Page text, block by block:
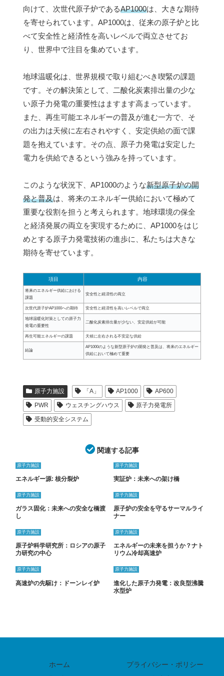
向けて、次世代原子炉であるAP1000は、大きな期待
を寄せられています。AP1000は、従来の原子炉と比
べて安全性と経済性を高いレベルで両立させてお
り、世界中で注目を集めています。
地球温暖化は、世界規模で取り組むべき喫緊の課題
です。その解決策として、二酸化炭素排出量の少な
い原子力発電の重要性はますます高まっています。
また、再生可能エネルギーの普及が進む一方で、そ
の出力は天候に左右されやすく、安定供給の面で課
題を抱えています。その点、原子力発電は安定した
電力を供給できるという強みを持っています。
このような状況下、AP1000のような新型原子炉の開
発と普及は、将来のエネルギー供給において極めて
重要な役割を担うと考えられます。地球環境の保全
と経済発展の両立を実現するために、AP1000をはじ
めとする原子力発電技術の進歩に、私たちは大きな
期待を寄せています。
項目 内容
将来のエネルギー供給における
課題
安全性と経済性の両立
次世代原子炉AP1000への期待 安全性と経済性を高いレベルで両立
地球温暖化対策としての原子力
発電の重要性
二酸化炭素排出量が少ない、安定供給が可能
再生可能エネルギーの課題 天候に左右される不安定な供給
結論
AP1000のような新型原子炉の開発と普及は、将来のエネルギー
供給において極めて重要
原子力施設 「A」 AP1000
AP600
PWR
ウェスチングハウス
原子力発電所
受動的安全システム
関連する記事
原子力施設
エネルギー源: 核分裂炉
原子力施設
実証炉：未来への架け橋
原子力施設
ガラス固化：未来への安全な橋渡
し
原子力施設
原子炉の安全を守るサーマルライ
ナー
原子力施設
原子炉科学研究所：ロシアの原子
力研究の中心
原子力施設
エネルギーの未来を担うか？ナト
リウム冷却高速炉
原子力施設
高速炉の先駆け：ドーンレイ炉
原子力施設
進化した原子力発電：改良型沸騰
水型炉
ホーム
プライバシー・ポリシー